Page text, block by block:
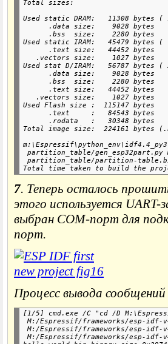
Used static DRAM:   11308 bytes (
      .data size:    9028 bytes
      .bss  size:    2280 bytes
Used static IRAM:   45479 bytes (
      .text size:   44452 bytes
   .vectors size:    1027 bytes
Used stat D/IRAM:   56787 bytes (
      .data size:    9028 bytes
      .bss  size:    2280 bytes
      .text size:   44452 bytes
   .vectors size:    1027 bytes
Used Flash size :  115147 bytes
      .text     :   84543 bytes
      .rodata   :   30348 bytes
partition_table/
partition_table/partition-
7. Теперь осталось
этого используется
выбран COM-порт для
порт.
Процесс вывода
[1/5] cmd.exe /C "cd /D
M:/Espressif/frameworks/esp-
M:/Espressif/frameworks/esp-
M:/Espressif/frameworks/esp-